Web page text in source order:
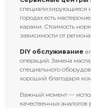
специализирующиеся
городах есть
карами. Стоимость
зависимости от региона.
DIY обслуживание
операций. Замена
специального
хороший благодаря
Важный момент —
качественных